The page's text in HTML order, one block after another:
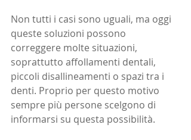
Non tutti i casi sono uguali, ma oggi
queste soluzioni possono
correggere molte situazioni,
soprattutto affollamenti dentali,
piccoli disallineamenti o spazi tra i
denti. Proprio per questo motivo
sempre più persone scelgono di
informarsi su questa possibilità.